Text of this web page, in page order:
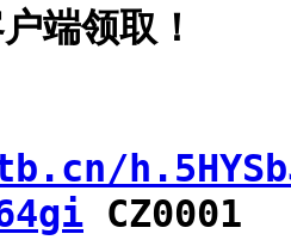
端领取！
CZ0001